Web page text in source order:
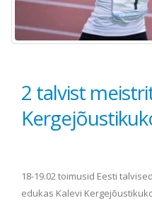
2 talvist
18-19.02 toimusid Eesti
edukas Kalevi